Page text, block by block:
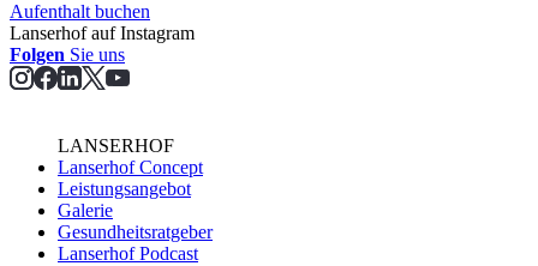
Aufent­halt buchen
Lanserhof auf Instagram
Folgen Sie uns
LANSERHOF
Lanserhof Concept
Leistungsangebot
Galerie
Gesundheitsratgeber
Lanserhof Podcast